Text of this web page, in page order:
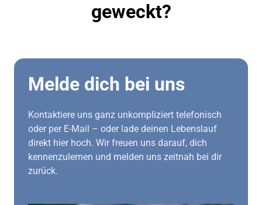
geweckt?
Melde dich bei uns
Kontaktiere uns ganz unkompliziert telefonisch
oder per E-Mail – oder lade deinen Lebenslauf
direkt hier hoch. Wir freuen uns darauf, dich
kennenzulernen und melden uns zeitnah bei dir
zurück.